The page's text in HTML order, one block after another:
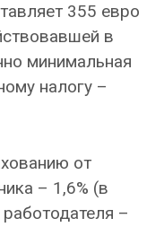
355 евро
в
минимальная
налогу –
от
– 1,6% (в
–